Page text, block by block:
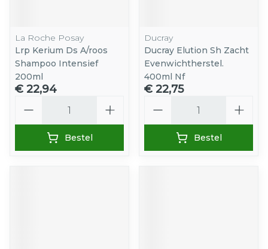
La Roche Posay
Lrp Kerium Ds A/roos
Shampoo Intensief
200ml
€ 22,94
Bestel
Ducray
Ducray Elution Sh Zacht
Evenwichtherstel.
400ml Nf
€ 22,75
Bestel